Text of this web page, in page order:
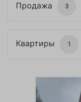
Продажа 3
Квартиры 1